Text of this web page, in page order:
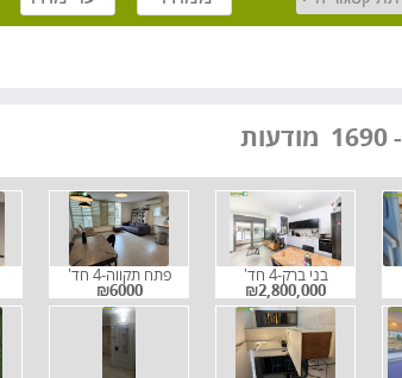
-
1690
בני ברק-4 חד'
₪2,800,000
פתח תקווה-4 חד'
₪6000